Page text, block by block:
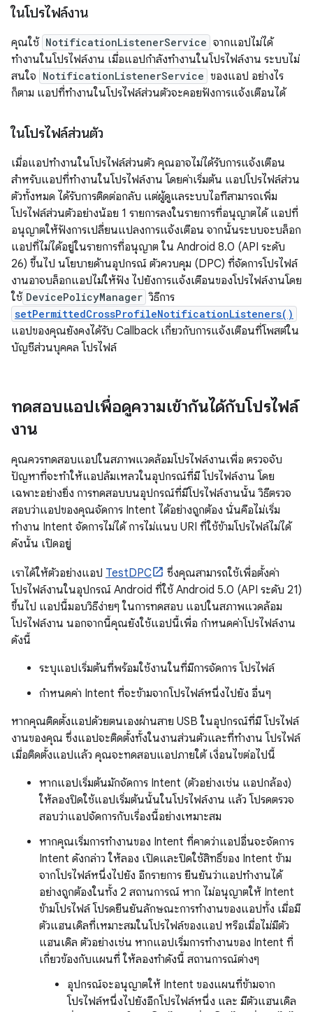
ในโปรไฟล์งาน
คุณใช้ NotificationListenerService จากแอปไม่ได้
ทำงานในโปรไฟล์งาน เมื่อแอปกำลังทำงานในโปรไฟล์งาน ระบบไม่
สนใจ NotificationListenerService ของแอป อย่างไร
ก็ตาม แอปที่ทำงานในโปรไฟล์ส่วนตัวจะคอยฟังการแจ้งเตือนได้
ในโปรไฟล์ส่วนตัว
เมื่อแอปทำงานในโปรไฟล์ส่วนตัว คุณอาจไม่ได้รับการแจ้งเตือน
สำหรับแอปที่ทำงานในโปรไฟล์งาน โดยค่าเริ่มต้น แอปโปรไฟล์ส่วน
ตัวทั้งหมด ได้รับการติดต่อกลับ แต่ผู้ดูแลระบบไอทีสามารถเพิ่ม
โปรไฟล์ส่วนตัวอย่างน้อย 1 รายการลงในรายการที่อนุญาตได้ แอปที่
อนุญาตให้ฟังการเปลี่ยนแปลงการแจ้งเตือน จากนั้นระบบจะบล็อก
แอปที่ไม่ได้อยู่ในรายการที่อนุญาต ใน Android 8.0 (API ระดับ
26) ขึ้นไป นโยบายด้านอุปกรณ์ ตัวควบคุม (DPC) ที่จัดการโปรไฟล์
งานอาจบล็อกแอปไม่ให้ฟัง ไปยังการแจ้งเตือนของโปรไฟล์งานโดย
ใช้ DevicePolicyManager วิธีการ
setPermittedCrossProfileNotificationListeners()
แอปของคุณยังคงได้รับ Callback เกี่ยวกับการแจ้งเตือนที่โพสต์ใน
บัญชีส่วนบุคคล โปรไฟล์
ทดสอบแอปเพื่อดูความเข้ากันได้กับโปรไฟล์
งาน
คุณควรทดสอบแอปในสภาพแวดล้อมโปรไฟล์งานเพื่อ ตรวจจับ
ปัญหาที่จะทำให้แอปล้มเหลวในอุปกรณ์ที่มี โปรไฟล์งาน โดย
เฉพาะอย่างยิ่ง การทดสอบบนอุปกรณ์ที่มีโปรไฟล์งานนั้น วิธีตรวจ
สอบว่าแอปของคุณจัดการ Intent ได้อย่างถูกต้อง นั่นคือไม่เริ่ม
ทำงาน Intent จัดการไม่ได้ การไม่แนบ URI ที่ใช้ข้ามโปรไฟล์ไม่ได้
ดังนั้น เปิดอยู่
เราได้ให้ตัวอย่างแอป TestDPC
ซึ่งคุณสามารถใช้เพื่อตั้งค่า
โปรไฟล์งานในอุปกรณ์ Android ที่ใช้ Android 5.0 (API ระดับ 21)
ขึ้นไป แอปนี้มอบวิธีง่ายๆ ในการทดสอบ แอปในสภาพแวดล้อม
โปรไฟล์งาน นอกจากนี้คุณยังใช้แอปนี้เพื่อ กำหนดค่าโปรไฟล์งาน
ดังนี้
ระบุแอปเริ่มต้นที่พร้อมใช้งานในที่มีการจัดการ โปรไฟล์
กำหนดค่า Intent ที่จะข้ามจากโปรไฟล์หนึ่งไปยัง อื่นๆ
หากคุณติดตั้งแอปด้วยตนเองผ่านสาย USB ในอุปกรณ์ที่มี โปรไฟล์
งานของคุณ ซึ่งแอปจะติดตั้งทั้งในงานส่วนตัวและที่ทํางาน โปรไฟล์
เมื่อติดตั้งแอปแล้ว คุณจะทดสอบแอปภายใต้ เงื่อนไขต่อไปนี้
หากแอปเริ่มต้นมักจัดการ Intent (ตัวอย่างเช่น แอปกล้อง)
ให้ลองปิดใช้แอปเริ่มต้นนั้นในโปรไฟล์งาน แล้ว โปรดตรวจ
สอบว่าแอปจัดการกับเรื่องนี้อย่างเหมาะสม
หากคุณเริ่มการทำงานของ Intent ที่คาดว่าแอปอื่นจะจัดการ
Intent ดังกล่าว ให้ลอง เปิดและปิดใช้สิทธิ์ของ Intent ข้าม
จากโปรไฟล์หนึ่งไปยัง อีกรายการ ยืนยันว่าแอปทำงานได้
อย่างถูกต้องในทั้ง 2 สถานการณ์ หาก ไม่อนุญาตให้ Intent
ข้ามโปรไฟล์ โปรดยืนยันลักษณะการทำงานของแอปทั้ง เมื่อมี
ตัวแฮนเดิลที่เหมาะสมในโปรไฟล์ของแอป หรือเมื่อไม่มีตัว
แฮนเดิล ตัวอย่างเช่น หากแอปเริ่มการทำงานของ Intent ที่
เกี่ยวข้องกับแผนที่ ให้ลองทำดังนี้ สถานการณ์ต่างๆ
อุปกรณ์จะอนุญาตให้ Intent ของแผนที่ข้ามจาก
โปรไฟล์หนึ่งไปยังอีกโปรไฟล์หนึ่ง และ มีตัวแฮนเดิล